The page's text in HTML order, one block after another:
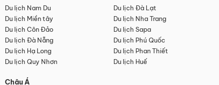
Du lịch Nam Du
Du lịch Đà Lạt
Du lịch Miền tây
Du lịch Nha Trang
Du lịch Côn Đảo
Du lịch Sapa
Du lịch Đà Nẵng
Du lịch Phú Quốc
Du lịch Hạ Long
Du lịch Phan Thiết
Du lịch Quy Nhơn
Du lịch Huế
Châu Á